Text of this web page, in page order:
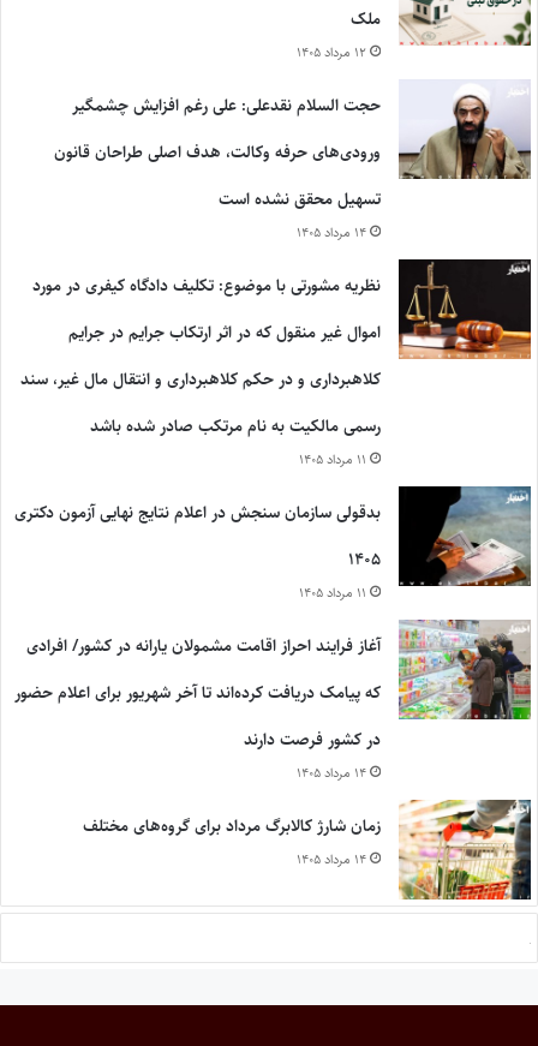
ملک
۱۲ مرداد ۱۴۰۵
حجت السلام نقدعلی: علی رغم افزایش چشمگیر
ورودی‌های حرفه وکالت، هدف اصلی طراحان قانون
تسهیل محقق نشده است
۱۴ مرداد ۱۴۰۵
نظریه مشورتی با موضوع: تکلیف دادگاه کیفری در مورد
اموال غیر منقول که در اثر ارتکاب جرایم در جرایم
کلاهبرداری و در حکم کلاهبرداری و انتقال مال غیر، سند
رسمی مالکیت به نام مرتکب صادر شده باشد
۱۱ مرداد ۱۴۰۵
بدقولی سازمان سنجش در اعلام نتایج نهایی آزمون دکتری
۱۴۰۵
۱۱ مرداد ۱۴۰۵
آغاز فرایند احراز اقامت مشمولان یارانه در کشور/ افرادی
که پیامک دریافت کرده‌اند تا آخر شهریور برای اعلام حضور
در کشور فرصت دارند
۱۴ مرداد ۱۴۰۵
زمان شارژ کالابرگ مرداد برای گروه‌های مختلف
۱۴ مرداد ۱۴۰۵